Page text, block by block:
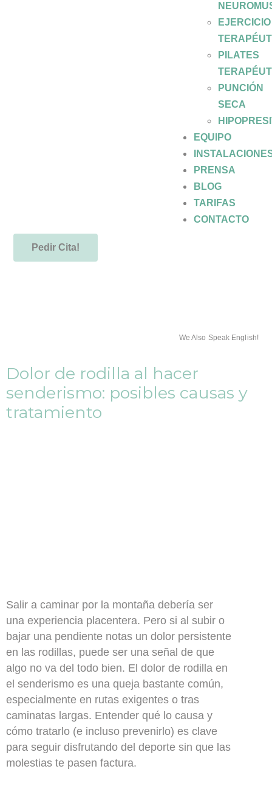
EJERCICIO
PILATES
PUNCIÓN
SECA
EQUIPO
PRENSA
BLOG
TARIFAS
CONTACTO
Pedir Cita!
We Also Speak English!
Dolor de rodilla al hacer
senderismo: posibles causas y
tratamiento
Salir a caminar por la montaña debería ser
una experiencia placentera. Pero si al subir o
bajar una pendiente notas un dolor persistente
en las rodillas, puede ser una señal de que
algo no va del todo bien. El dolor de rodilla en
el senderismo es una queja bastante común,
especialmente en rutas exigentes o tras
caminatas largas. Entender qué lo causa y
cómo tratarlo (e incluso prevenirlo) es clave
para seguir disfrutando del deporte sin que las
molestias te pasen factura.